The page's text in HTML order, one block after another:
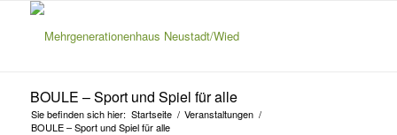
BOULE – Sport und Spiel für alle
Sie befinden sich hier: Startseite / Veranstaltungen /
BOULE – Sport und Spiel für alle